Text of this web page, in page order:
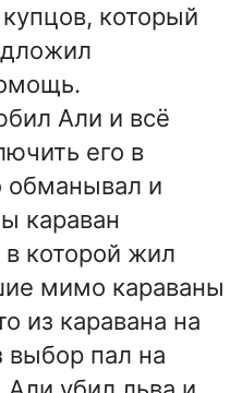
который
Али и всё
его в
обманывал и
караван
которой жил
мимо караваны
из каравана на
выбор пал на